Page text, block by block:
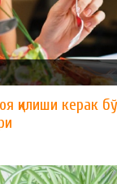
қилиши керак